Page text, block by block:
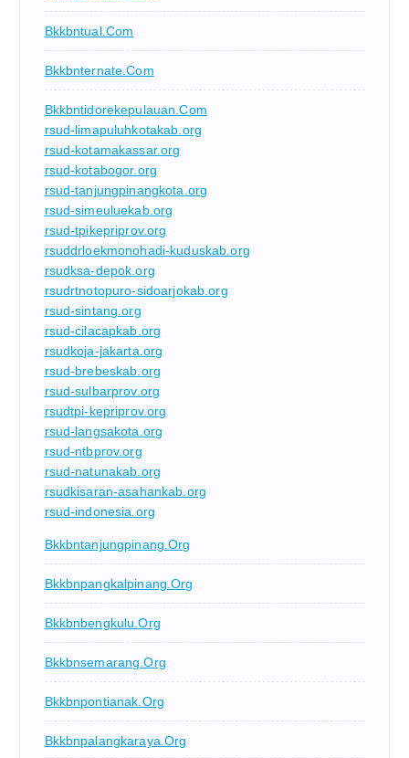
Bkkbntual.com
Bkkbnternate.com
Bkkbntidorekepulauan.com
rsud-limapuluhkotakab.org
rsud-kotamakassar.org
rsud-kotabogor.org
rsud-tanjungpinangkota.org
rsud-simeuluekab.org
rsud-tpikepriprov.org
rsuddrloekmonohadi-kuduskab.org
rsudksa-depok.org
rsudrtnotopuro-sidoarjokab.org
rsud-sintang.org
rsud-cilacapkab.org
rsudkoja-jakarta.org
rsud-brebeskab.org
rsud-sulbarprov.org
rsudtpi-kepriprov.org
rsud-langsakota.org
rsud-ntbprov.org
rsud-natunakab.org
rsudkisaran-asahankab.org
rsud-indonesia.org
Bkkbntanjungpinang.org
Bkkbnpangkalpinang.org
Bkkbnbengkulu.org
Bkkbnsemarang.org
Bkkbnpontianak.org
Bkkbnpalangkaraya.org